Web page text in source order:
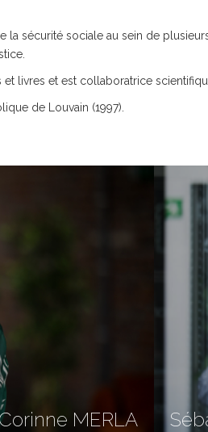
la sécurité sociale au sein de
livres et est collaboratrice
de Louvain (1997).
MERLA